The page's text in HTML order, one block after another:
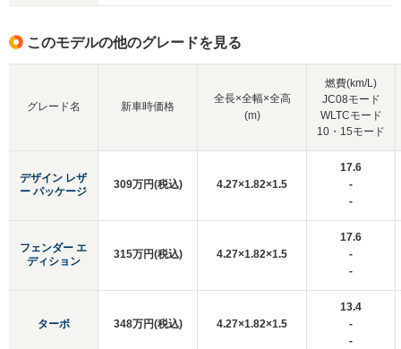
このモデルの他のグレードを見る
グレード名
デザイン レザ
ー パッケージ
フェンダー エ
ディション
ターボ
新車時価格
全長×全幅×全高
(m)
燃費(km/L)
JC08モード
WLTCモード
10・15モード
309万円(税込) 4.27×1.82×1.5
17.6
-
-
315万円(税込) 4.27×1.82×1.5
17.6
-
-
348万円(税込) 4.27×1.82×1.5
13.4
-
-